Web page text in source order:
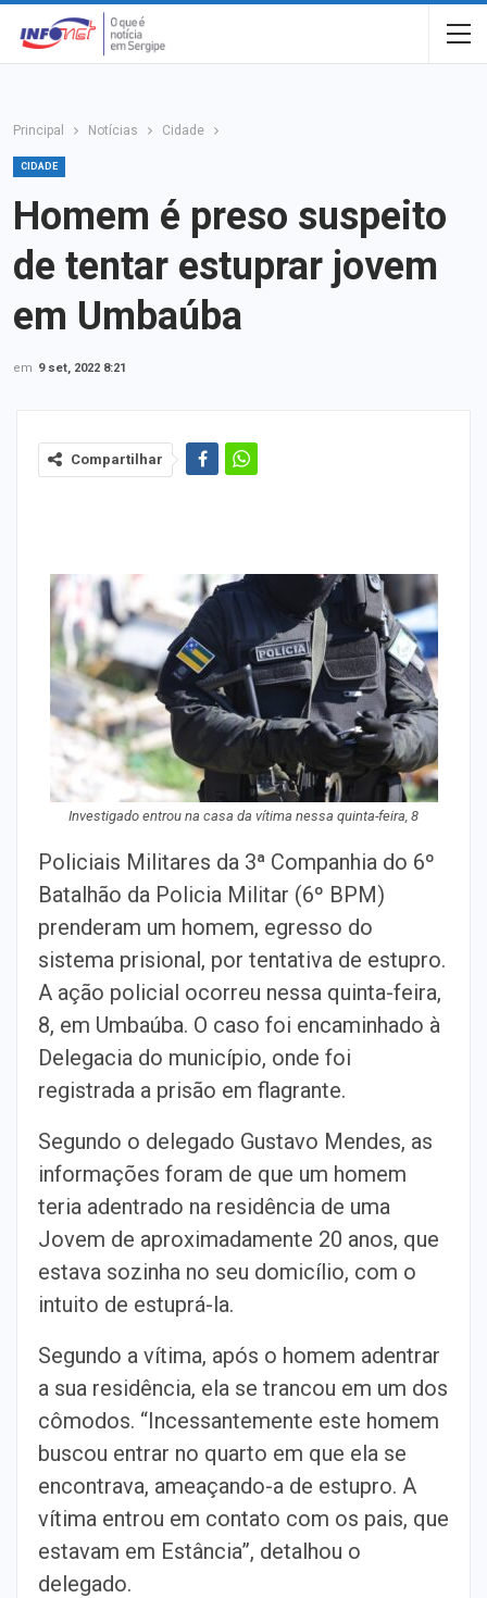
Principal Notícias Cidade
CIDADE
Homem é preso suspeito
de tentar estuprar jovem
em Umbaúba
em 9 set, 2022 8:21
Compartilhar
Investigado entrou na casa da vítima nessa quinta-feira, 8
Policiais Militares da 3ª Companhia do 6º
Batalhão da Policia Militar (6º BPM)
prenderam um homem, egresso do
sistema prisional, por tentativa de estupro.
A ação policial ocorreu nessa quinta-feira,
8, em Umbaúba. O caso foi encaminhado à
Delegacia do município, onde foi
registrada a prisão em flagrante.
Segundo o delegado Gustavo Mendes, as
informações foram de que um homem
teria adentrado na residência de uma
Jovem de aproximadamente 20 anos, que
estava sozinha no seu domicílio, com o
intuito de estuprá-la.
Segundo a vítima, após o homem adentrar
a sua residência, ela se trancou em um dos
cômodos. “Incessantemente este homem
buscou entrar no quarto em que ela se
encontrava, ameaçando-a de estupro. A
vítima entrou em contato com os pais, que
estavam em Estância”, detalhou o
delegado.